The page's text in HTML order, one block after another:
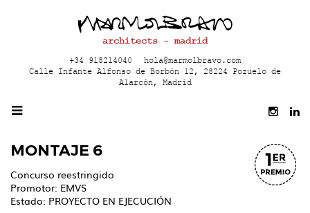
architects - madrid
+34 918214040
hola@marmolbravo.com
Calle Infante Alfonso de Borbón 12, 28224 Pozuelo de
Alarcón, Madrid
MONTAJE 6
Concurso reestringido
Promotor: EMVS
Estado: PROYECTO EN EJECUCIÓN